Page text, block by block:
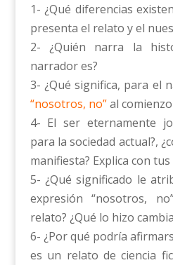
1- ¿Qué diferencias
presenta el relato y el
2- ¿Quién narra la
narrador es?
3- ¿Qué significa, para el
“nosotros, no”al
4- El ser eternamente
para la sociedad actual?,
manifiesta? Explica con
5- ¿Qué significado le
expresión “nosotros,
relato? ¿Qué lo hizo
6- ¿Por qué podría
es un relato de ciencia